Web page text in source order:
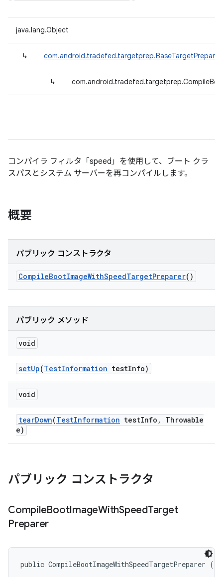
java.lang.Object
↳ com.android.tradefed.targetprep.BaseTargetPreparer
↳
コンパイラ フィルタ「speed」を使用して、ブート クラ
スパスとシステム サーバーを再コンパイルします。
概要
パブリック コンストラクタ
CompileBootImageWithSpeedTargetPreparer()
パブリック メソッド
void
setUp(TestInformation testInfo)
void
tearDown(TestInformation testInfo ,
Throwable
e)
パブリック コンストラクタ
CompileBootImageWithSpeedTarget
Preparer
public CompileBootImageWithSpeedTargetPreparer ()